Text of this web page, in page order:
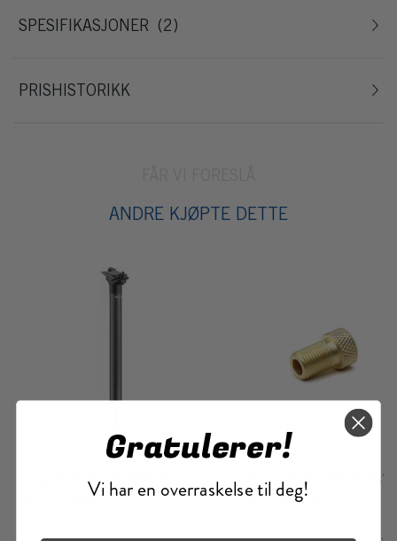
SPESIFIKASJONER 2
PRISHISTORIKK
ANDRE KJØPTE DETTE
GIANT D-FUSE 380MM
SETEPINNE
VENTILADAPTER
TIL SCHRADER
Gratulerer!
Vi har en overraskelse til deg!